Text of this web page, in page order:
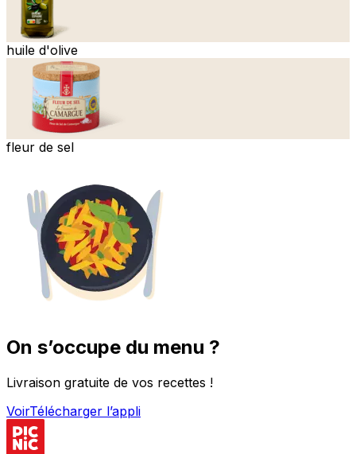
huile d'olive
fleur de sel
On s’occupe du menu ?
Livraison gratuite de vos recettes !
VoirTélécharger l’appli